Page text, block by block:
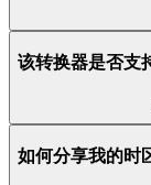
该转换器是否支
如何分享我的时